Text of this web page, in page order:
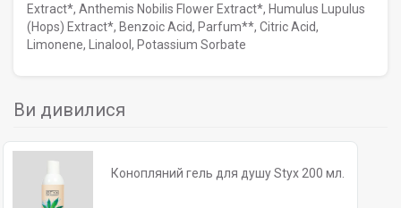
Extract*, Anthemis Nobilis Flower Extract*, Humulus Lupulus
(Hops) Extract*, Benzoic Acid, Parfum**, Citric Acid,
Limonene, Linalool, Potassium Sorbate
Ви дивилися
Конопляний гель для душу Styx 200 мл.